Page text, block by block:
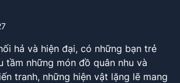
hả và hiện đại, có những bạn trẻ
tầm những món đồ quân nhu và
tranh, những hiện vật lặng lẽ mang